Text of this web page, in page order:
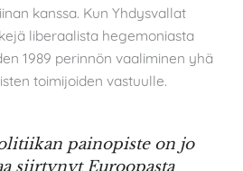
kanssa. Kun Yhdysvallat
liberaalista hegemoniasta
1989 perinnön vaaliminen yhä
toimijoiden vastuulle.
painopiste on jo
siirtynyt Euroopasta